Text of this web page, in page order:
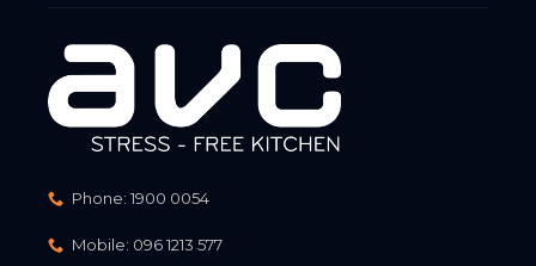
Phone: 1900 0054
Mobile: 096 1213 577